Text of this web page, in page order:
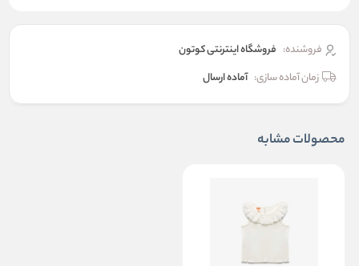
فروشنده: فروشگاه اینترنتی کوتون
زمان آماده سازی: آماده ارسال
محصولات مشابه